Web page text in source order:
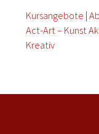
Kursangebote |
Act-Art – Kunst
Kreativ